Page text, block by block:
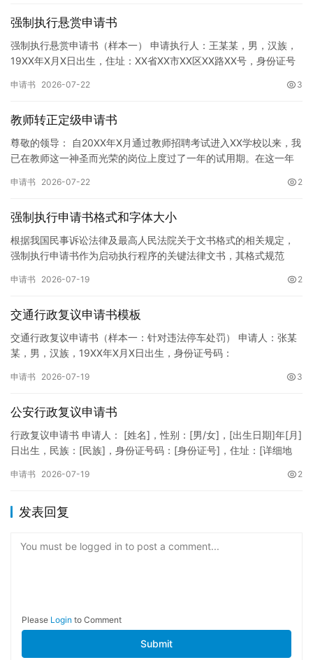
强制执行悬赏申请书
强制执行悬赏申请书（样本一） 申请执行人：王某某，男，汉族，
19XX年X月X日出生，住址：XX省XX市XX区XX路XX号，身份证号
申请书 2026-07-22 3
教师转正定级申请书
尊敬的领导： 自20XX年X月通过教师招聘考试进入XX学校以来，我
已在教师这一神圣而光荣的岗位上度过了一年的试用期。在这一年
申请书 2026-07-22 2
强制执行申请书格式和字体大小
根据我国民事诉讼法律及最高人民法院关于文书格式的相关规定，
强制执行申请书作为启动执行程序的关键法律文书，其格式规范
纸张与…
申请书 2026-07-19 2
交通行政复议申请书模板
交通行政复议申请书（样本一：针对违法停车处罚） 申请人：张某
某，男，汉族，19XX年X月X日出生，身份证号码：
申请书 2026-07-19 3
公安行政复议申请书
行政复议申请书 申请人： [姓名]，性别：[男/女]，[出生日期]年[月]
日出生，民族：[民族]，身份证号码：[身份证号]，住址：[详细地
申请书 2026-07-19 2
发表回复
You must be logged in to post a comment...
Please Login to Comment
Submit